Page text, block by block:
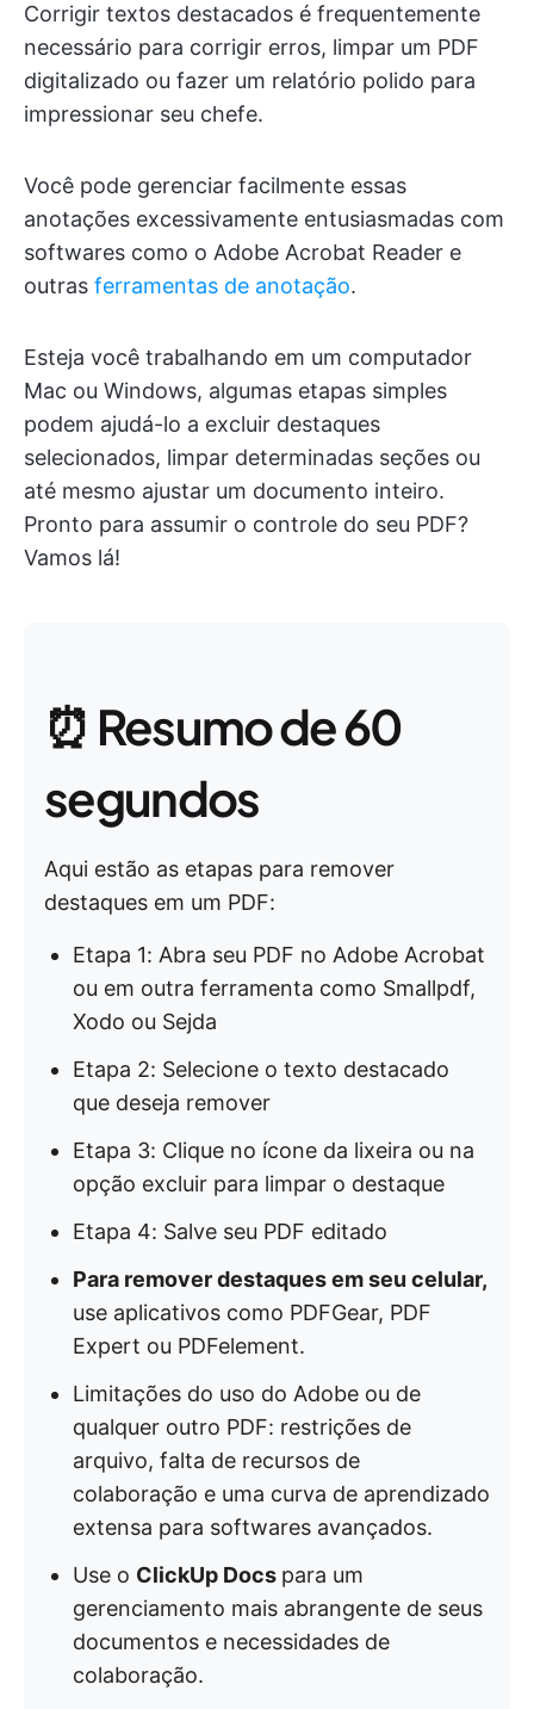
Corrigir textos destacados é frequentemente
necessário para corrigir erros, limpar um PDF
digitalizado ou fazer um relatório polido para
impressionar seu chefe.
Você pode gerenciar facilmente essas
anotações excessivamente entusiasmadas com
softwares como o Adobe Acrobat Reader e
outras ferramentas de anotação.
Esteja você trabalhando em um computador
Mac ou Windows, algumas etapas simples
podem ajudá-lo a excluir destaques
selecionados, limpar determinadas seções ou
até mesmo ajustar um documento inteiro.
Pronto para assumir o controle do seu PDF?
Vamos lá!
⏰ Resumo de 60
segundos
Aqui estão as etapas para remover
destaques em um PDF:
Etapa 1: Abra seu PDF no Adobe Acrobat
ou em outra ferramenta como Smallpdf,
Xodo ou Sejda
Etapa 2: Selecione o texto destacado
que deseja remover
Etapa 3: Clique no ícone da lixeira ou na
opção excluir para limpar o destaque
Etapa 4: Salve seu PDF editado
Para remover destaques em seu celular,
use aplicativos como PDFGear, PDF
Expert ou PDFelement.
Limitações do uso do Adobe ou de
qualquer outro PDF: restrições de
arquivo, falta de recursos de
colaboração e uma curva de aprendizado
extensa para softwares avançados.
Use o ClickUp Docs para um
gerenciamento mais abrangente de seus
documentos e necessidades de
colaboração.